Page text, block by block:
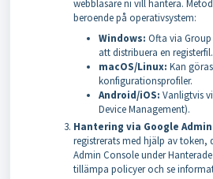
webbläsare ni vill hantera.
beroende på operativsystem:
Windows: Ofta via
att distribuera en registerfil.
macOS/Linux: Kan
konfigurationsprofiler.
Android/iOS: Vanligtvis
Device Management).
Hantering via Google
registrerats med hjälp av token,
Admin Console under
tillämpa policyer och se